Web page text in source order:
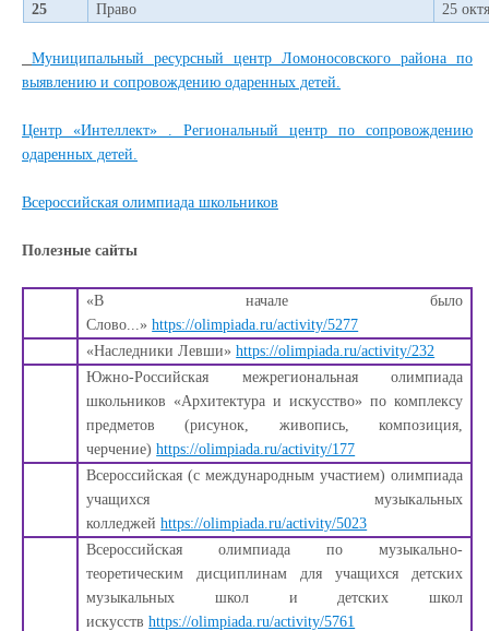
25
Право 25
Муниципальный ресурсный центр Ломоносовского района по
выявлению и сопровождению одаренных детей.
Центр «Интеллект» . Региональный центр по сопровождению
одаренных детей.
Всероссийская олимпиада школьников
Полезные сайты
«В начале было
Слово...»https://olimpiada.ru/activity/5277
«Наследники Левши»https://olimpiada.ru/activity/232
Южно-Российская межрегиональная олимпиада
школьников «Архитектура и искусство» по комплексу
предметов (рисунок, живопись, композиция,
черчение)https://olimpiada.ru/activity/177
Всероссийская (с международным участием) олимпиада
учащихся музыкальных
колледжейhttps://olimpiada.ru/activity/5023
Всероссийская олимпиада по музыкально-
теоретическим дисциплинам для учащихся детских
музыкальных школ и детских школ
искусствhttps://olimpiada.ru/activity/5761